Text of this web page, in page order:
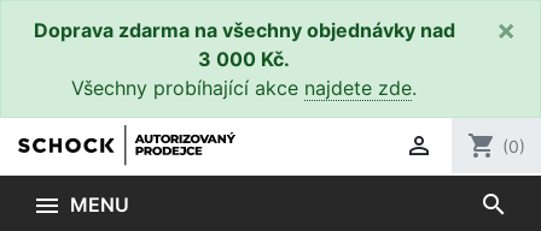
Doprava zdarma na všechny objednávky nad
3 000 Kč.
Všechny probíhající akce najdete zde.
×
 shopping_cart (0)
 MENU search